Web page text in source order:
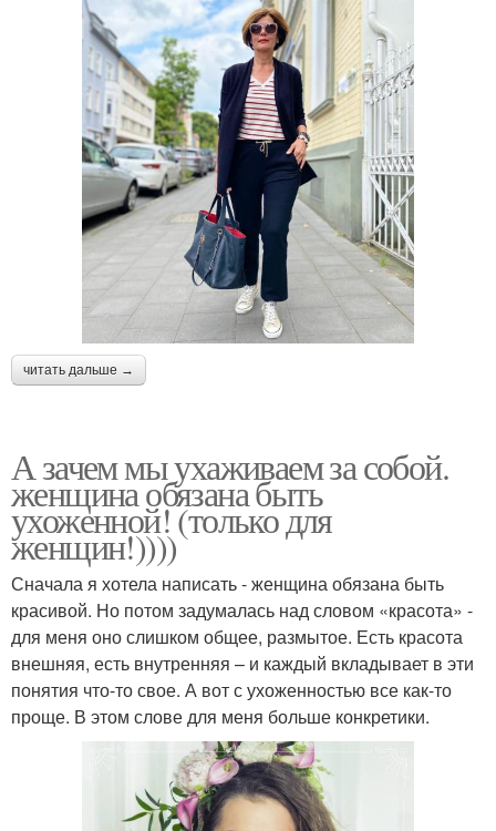
читать дальше →
А зачем мы ухаживаем за собой.
женщина обязана быть
ухоженной! (только для
женщин!))))
Сначала я хотела написать - женщина обязана быть
красивой. Но потом задумалась над словом «красота» -
для меня оно слишком общее, размытое. Есть красота
внешняя, есть внутренняя – и каждый вкладывает в эти
понятия что-то свое. А вот с ухоженностью все как-то
проще. В этом слове для меня больше конкретики.